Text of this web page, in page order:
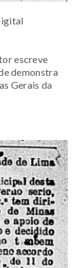
escreve
demonstra
Gerais da